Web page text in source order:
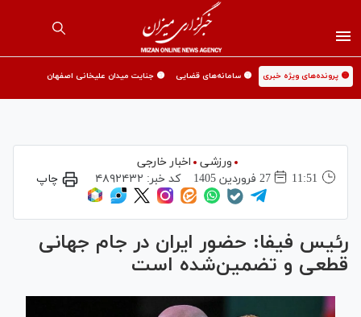
🟡 پرونده‌های ویژه خبری 🟡 سامانه‌های قضایی 🟡 جنایت میدان علیخانی اصفهان
ورزشی
اخبار خارجی
11:51
27 فروردين 1405 کد خبر: ۴۸۹۲۴۳۲ چاپ
رئیس فیفا: حضور ایران در جام جهانی
قطعی و تضمین‌شده است